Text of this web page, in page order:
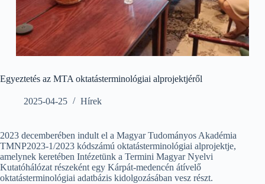
Egyeztetés az MTA oktatásterminológiai alprojektjéről
2025-04-25 Hírek
2023 decemberében indult el a Magyar Tudományos Akadémia
TMNP2023-1/2023 kódszámú oktatásterminológiai alprojektje,
amelynek keretében Intézetünk a Termini Magyar Nyelvi
Kutatóhálózat részeként egy Kárpát-medencén átívelő
oktatásterminológiai adatbázis kidolgozásában vesz részt.